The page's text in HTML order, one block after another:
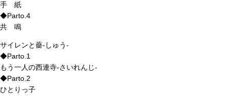
手 紙
◆Parto.4
共 鳴
サイレンと薔-しゅう-
◆Parto.1
もう一人の西連寺-さいれんじ-
◆Parto.2
ひとりっ子